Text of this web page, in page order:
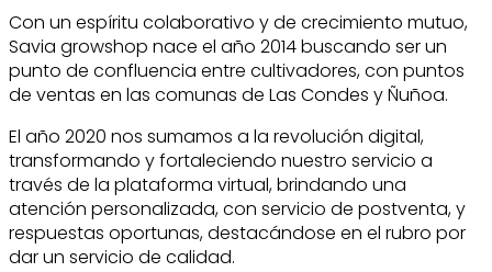
Con un espíritu colaborativo y de crecimiento mutuo,
Savia growshop nace el año 2014 buscando ser un
punto de confluencia entre cultivadores, con puntos
de ventas en las comunas de Las Condes y Ñuñoa.
El año 2020 nos sumamos a la revolución digital,
transformando y fortaleciendo nuestro servicio a
través de la plataforma virtual, brindando una
atención personalizada, con servicio de postventa, y
respuestas oportunas, destacándose en el rubro por
dar un servicio de calidad.